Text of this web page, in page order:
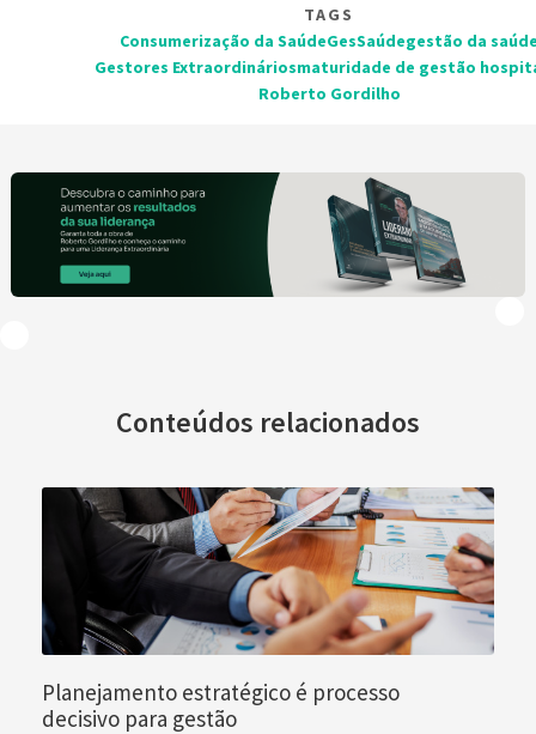
TAGS
Consumerização da SaúdeGesSaúdegestão da
Gestores Extraordináriosmaturidade de gestão
Roberto Gordilho
Conteúdos relacionados
Planejamento estratégico é processo
decisivo para gestão